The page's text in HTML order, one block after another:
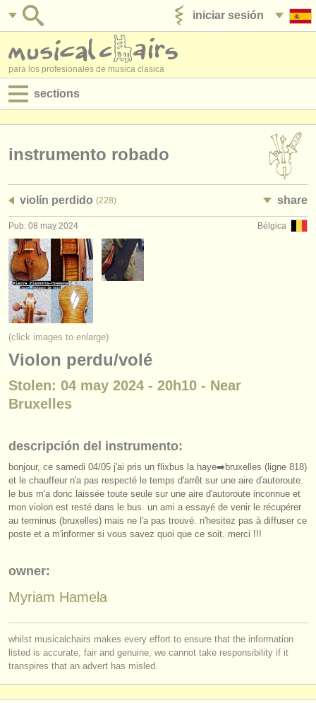
iniciar sesión
para los profesionales de musica clasica
sections
empleos - administración
degree courses
cursillos
concursos
instrumentos en venta
instrumentos robados
directorios:
orquestas y teatros
conservatorios
jóvenes orquestas
musicalchairs:
acerca de musicalchairs
editor:
anúnciese con nosotros
instrumento robado
violín perdido (228) share
Bélgica
Pub: 08 may 2024
(click images to enlarge)
Violon perdu/volé
Stolen: 04 may 2024 - 20h10 - Near
Bruxelles
descripción del instrumento:
bonjour, ce samedi 04/05 j'ai pris un flixbus la haye➡️bruxelles (ligne 818)
et le chauffeur n'a pas respecté le temps d'arrêt sur une aire d'autoroute.
le bus m'a donc laissée toute seule sur une aire d'autoroute inconnue et
mon violon est resté dans le bus. un ami a essayé de venir le récupérer
au terminus (bruxelles) mais ne l'a pas trouvé. n'hesitez pas à diffuser ce
poste et a m'informer si vous savez quoi que ce soit. merci !!!
owner:
Myriam Hamela
whilst musicalchairs makes every effort to ensure that the information
listed is accurate, fair and genuine, we cannot take responsibility if it
transpires that an advert has misled.